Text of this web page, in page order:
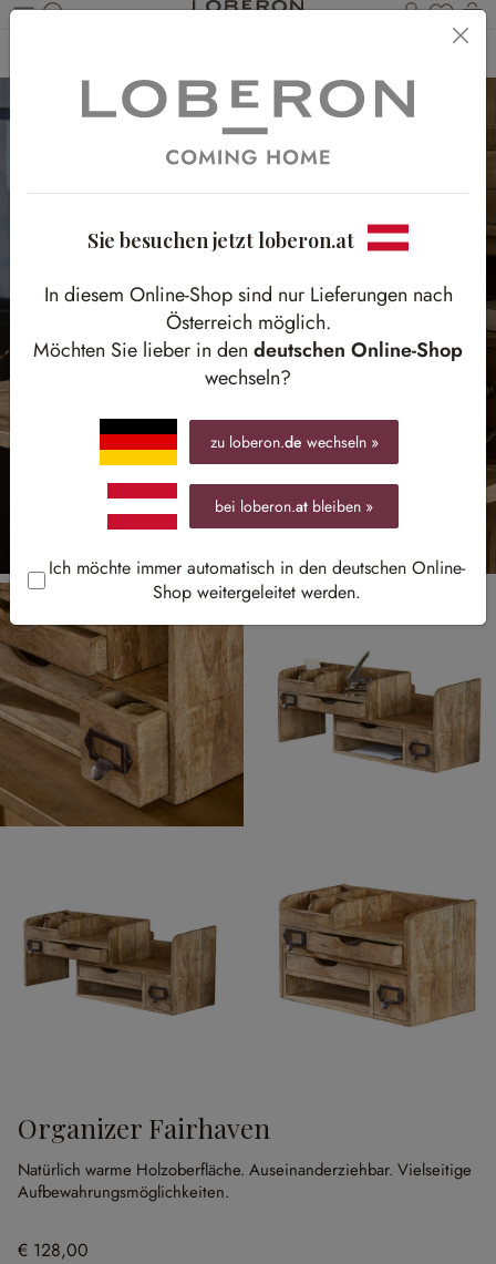
Du
Organizer Fairhaven
Natürlich warme Holzoberfläche. Auseinanderziehbar. Vielseitige
Aufbewahrungsmöglichkeiten.
€ 128,00
Sie besuchen jetzt loberon.at
In diesem Online-Shop sind nur Lieferungen nach
Österreich möglich.
Möchten Sie lieber in den deutschen Online-Shop
wechseln?
zu loberon.de wechseln »
bei loberon.at bleiben »
Ich möchte immer automatisch in den deutschen Online-
Shop weitergeleitet werden.